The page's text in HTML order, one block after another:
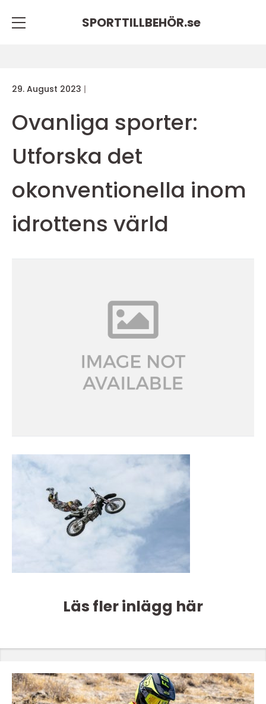
SPORTTILLBEHÖR.se
29. August 2023
Ovanliga sporter:
Utforska det
okonventionella inom
idrottens värld
Läs fler inlägg här